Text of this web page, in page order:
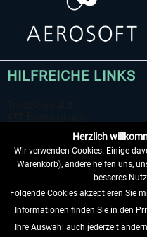
42,33 € *
HILFREICHE LINKS
VERTRAG WIDERRUFEN
INFORMATIONEN
Herzlich
Wir verwenden Cookies. Einige
Warenkorb), andere helfen uns,
besseres
Folgende Cookies akzeptieren Sie
Informationen finden Sie in den
Ihre Auswahl auch jederzeit